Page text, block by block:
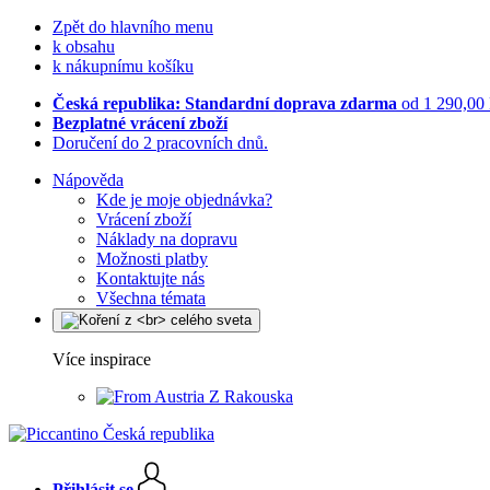
Zpět do hlavního menu
k obsahu
k nákupnímu košíku
Česká republika: Standardní doprava zdarma od 1 290,00
Bezplatné vrácení zboží
Doručení do 2 pracovních dnů.
Nápověda
Kde je moje objednávka?
Vrácení zboží
Náklady na dopravu
Možnosti platby
Kontaktujte nás
Všechna témata
Více inspirace
Z Rakouska